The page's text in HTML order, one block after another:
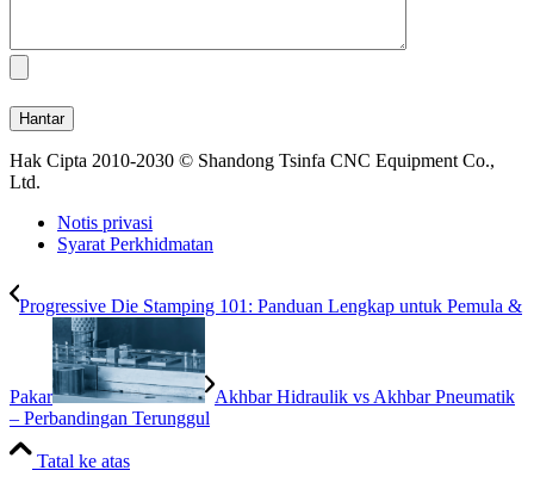
Hak Cipta 2010-2030 © Shandong Tsinfa CNC Equipment Co.,
Ltd.
Notis privasi
Syarat Perkhidmatan
Progressive Die Stamping 101: Panduan Lengkap untuk Pemula &
Pakar
Akhbar Hidraulik vs Akhbar Pneumatik
– Perbandingan Terunggul
Tatal ke atas